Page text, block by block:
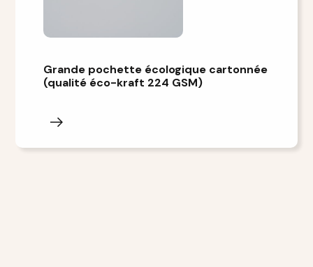
Grande pochette écologique cartonnée
(qualité éco-kraft 224 GSM)